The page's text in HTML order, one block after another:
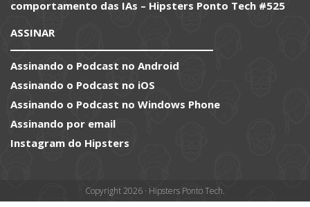
comportamento das IAs – Hipsters Ponto Tech #525
ASSINAR
Assinando o Podcast no Android
Assinando o Podcast no iOS
Assinando o Podcast no Windows Phone
Assinando por email
Instagram do Hipsters
Copyright 2026 · Hipsters Ponto Tech.